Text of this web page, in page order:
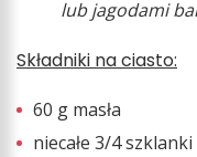
lub jagodami
Składniki na ciasto:
60 g masła
niecałe 3/4